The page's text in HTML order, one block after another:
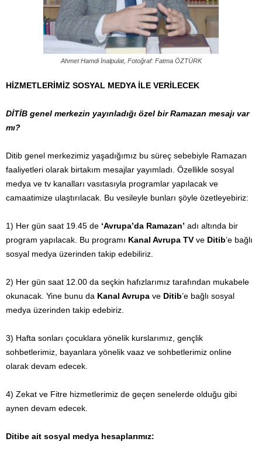
Ahmet Hamdi İnalpulat, Fotoğraf: Fatma ÖZTÜRK
HİZMETLERİMİZ SOSYAL MEDYA İLE VERİLECEK
DİTİB genel merkezin yayınladığı özel bir Ramazan mesajı var
mı?
Ditib genel merkezimiz yaşadığımız bu süreç sebebiyle Ramazan
faaliyetleri olarak birtakım mesajlar yayımladı. Özellikle sosyal
medya ve tv kanalları vasıtasıyla programlar yapılacak ve
camaatimize ulaştırılacak. Bu vesileyle bunları şöyle özetleyebiriz:
1) Her gün saat 19.45 de ‘Avrupa’da Ramazan’ adı altında bir
program yapılacak. Bu programı Kanal Avrupa TV ve Ditib’e bağlı
sosyal medya üzerinden takip edebiliriz.
2) Her gün saat 12.00 da seçkin hafızlarımız tarafından mukabele
okunacak. Yine bunu da Kanal Avrupa ve Ditib’e bağlı sosyal
medya üzerinden takip edebiriz.
3) Hafta sonları çocuklara yönelik kurslarımız, gençlik
sohbetlerimiz, bayanlara yönelik vaaz ve sohbetlerimiz online
olarak devam edecek.
4) Zekat ve Fitre hizmetlerimiz de geçen senelerde olduğu gibi
aynen devam edecek.
Ditibe ait sosyal medya hesaplarımız: